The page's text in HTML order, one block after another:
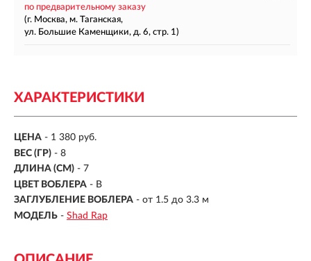
по предварительному заказу
(г. Москва, м. Таганская,
ул. Большие Каменщики, д. 6, стр. 1)
ХАРАКТЕРИСТИКИ
ЦЕНА - 1 380 руб.
ВЕС (ГР) - 8
ДЛИНА (СМ) - 7
ЦВЕТ ВОБЛЕРА - B
ЗАГЛУБЛЕНИЕ ВОБЛЕРА - от 1.5 до 3.3 м
МОДЕЛЬ - Shad Rap